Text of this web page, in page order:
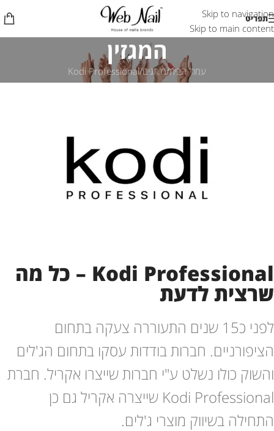
Skip to navigation
Skip to main content
תפריט
המגזין
עמוד הבית מותגים Kodi Professional
Kodi Professional – כל מה
שרצית לדעת
לפני כ15 שנים התעוררה צעקה בתחום
הציפורניים. חברות בודדות עסקו בתחום הג'לים
והשוק כולו נשלט ע"י חברות שייצרו אקריל. חברת
Kodi Professional שייצרה אקריל גם כן
התחילה בשיווק מוצרי ג'לים.